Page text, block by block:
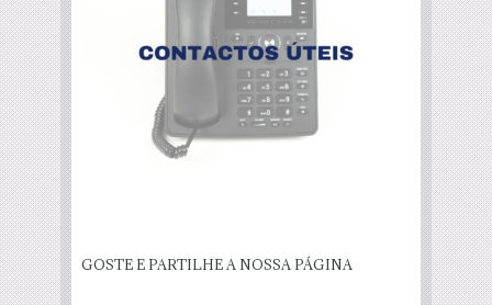
GOSTE E PARTILHE A NOSSA PÁGINA